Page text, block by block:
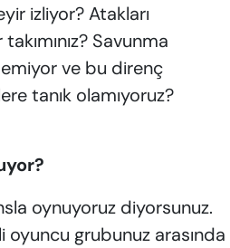
izliyor? Atakları
Savunma
ve bu direnç
tanık olamıyoruz?
oynuyoruz diyorsunuz.
oyuncu grubunuz arasında